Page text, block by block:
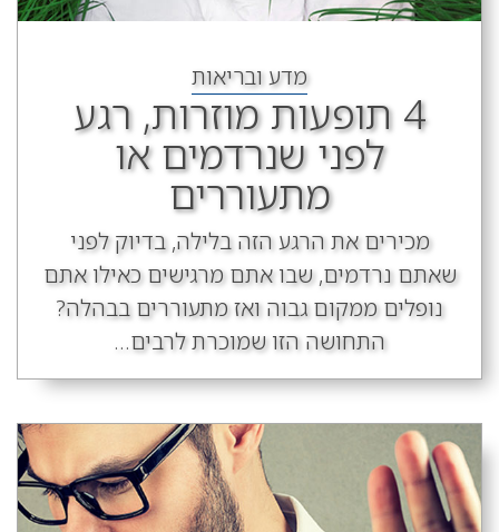
מדע ובריאות
4 תופעות מוזרות, רגע
לפני שנרדמים או
מתעוררים
מכירים את הרגע הזה בלילה, בדיוק לפני
שאתם נרדמים, שבו אתם מרגישים כאילו אתם
נופלים ממקום גבוה ואז מתעוררים בבהלה?
התחושה הזו שמוכרת לרבים...